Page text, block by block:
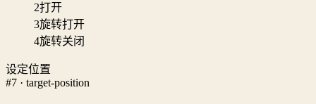
2打开
3旋转打开
4旋转关闭
设定位置
#7 · target-position